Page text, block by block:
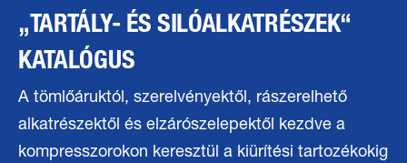
„TARTÁLY- ÉS SILÓALKATRÉSZEK“
KATALÓGUS
A tömlőáruktól, szerelvényektől, rászerelhető
alkatrészektől és elzárószelepektől kezdve a
kompresszorokon keresztül a kiürítési tartozékokig